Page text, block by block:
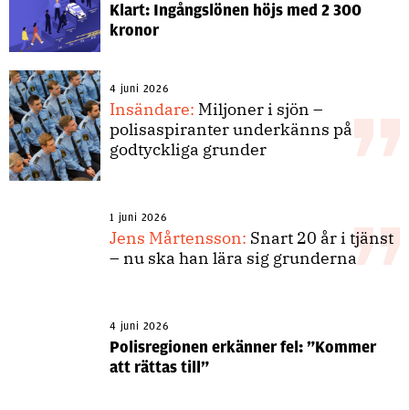
Klart: Ingångslönen höjs med 2 300
kronor
4 juni 2026
Insändare: Miljoner i sjön –
polisaspiranter underkänns på
godtyckliga grunder
1 juni 2026
Jens Mårtensson: Snart 20 år i tjänst
– nu ska han lära sig grunderna
4 juni 2026
Polisregionen erkänner fel: ”Kommer
att rättas till”